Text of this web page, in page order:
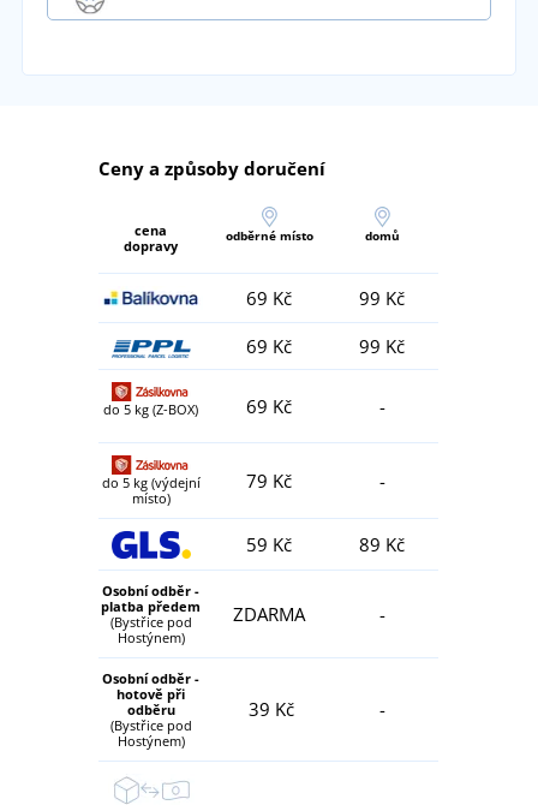
Ceny a způsoby doručení
cena
dopravy
odběrné místo domů
69 Kč
99 Kč
69 Kč
99 Kč
do 5 kg (Z-BOX) 69 Kč -
do 5 kg (výdejní
místo)
79 Kč -
59 Kč 89 Kč
Osobní odběr -
platba předem
(Bystřice pod
Hostýnem)
ZDARMA -
Osobní odběr -
hotově při
odběru
(Bystřice pod
Hostýnem)
39 Kč -